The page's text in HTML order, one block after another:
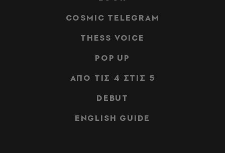
COSMIC TELEGRAM
THESS VOICE
POP UP
ΑΠΟ ΤΙΣ 4 ΣΤΙΣ 5
DEBUT
ENGLISH GUIDE